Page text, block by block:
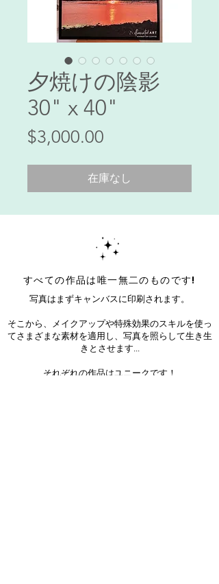
夕焼けの陰影
30" x 40"
$3,000.00
在庫なし
すべての作品は唯一無二のものです!
写真はまずキャンバスに印刷されます。
そこから、メイクアップや特殊効果のスキルを使っ
てさまざまな素材を適用し、写真を照らして生き生
きとさせます...
それぞれの作品はユニークです！